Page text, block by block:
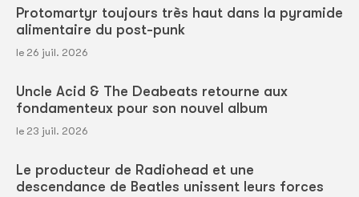
Protomartyr toujours très haut dans la pyramide
alimentaire du post-punk
le 26 juil. 2026
Uncle Acid & The Deabeats retourne aux
fondamenteux pour son nouvel album
le 23 juil. 2026
Le producteur de Radiohead et une
descendance de Beatles unissent leurs forces